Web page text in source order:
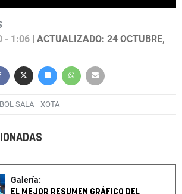
- 1:06 | ACTUALIZADO: 24 OCTUBRE,
SALA XOTA
Galería:
EL MEJOR RESUMEN GRÁFICO DEL